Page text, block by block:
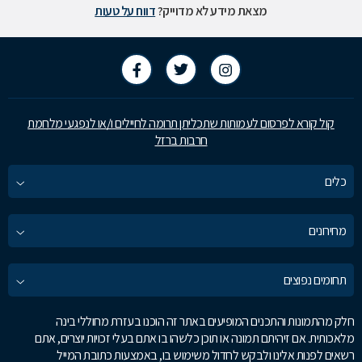
מצאת מידע לא מדוייק?דווח על טעות
קול קורא לפרסום לעמותות שתכליתן תרומה לחיילים ו/או לנפגעי מלחמת
חרבות ברזל
כלים
מחירונים
תחומים נפוצים
חלק מהתמונות והתכנים המופיעים באתר זה הוכנו בעזרת מחוללי בינה
מלאכותית. אם זיהיתם תמונה או תוכן כלשהו בו אתם בעלי זכויות יוצרים, אתם
רשאים לפנות אלינו ולבקש לחדול משימוש בו, באמצעות כתובת המייל